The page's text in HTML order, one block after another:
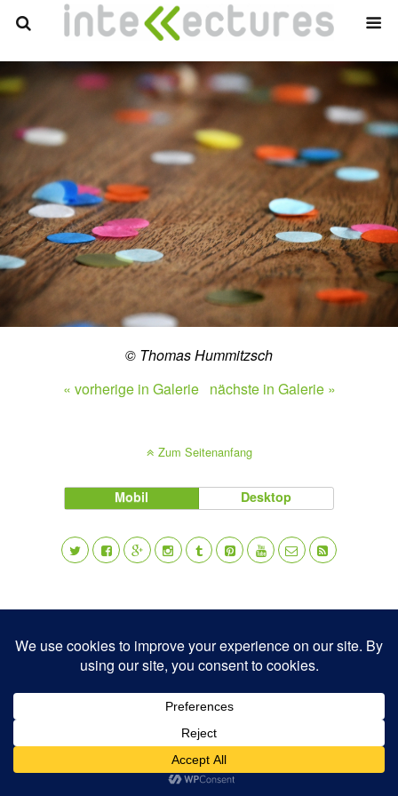
© Thomas Hummitzsch
« vorherige in Galerie nächste in Galerie »
Zum Seitenanfang
Mobil Desktop